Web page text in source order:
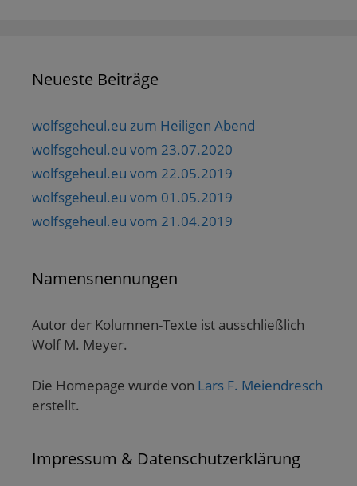
Neueste Beiträge
wolfsgeheul.eu zum Heiligen Abend
wolfsgeheul.eu vom 23.07.2020
wolfsgeheul.eu vom 22.05.2019
wolfsgeheul.eu vom 01.05.2019
wolfsgeheul.eu vom 21.04.2019
Namensnennungen
Autor der Kolumnen-Texte ist ausschließlich
Wolf M. Meyer.
Die Homepage wurde von Lars F. Meiendresch
erstellt.
Impressum & Datenschutzerklärung